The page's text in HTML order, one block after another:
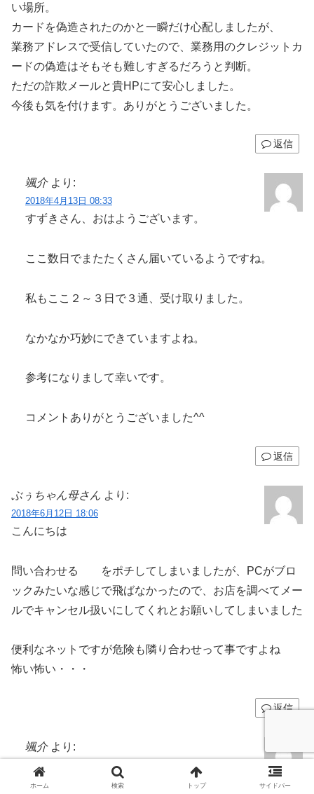
い場所。
カードを偽造されたのかと一瞬だけ心配しましたが、
業務アドレスで受信していたので、業務用のクレジットカ
ードの偽造はそもそも難しすぎるだろうと判断。
ただの詐欺メールと貴HPにて安心しました。
今後も気を付けます。ありがとうございました。
返信
颯介 より:
2018年4月13日 08:33
すずきさん、おはようございます。
ここ数日でまたたくさん届いているようですね。
私もここ２～３日で３通、受け取りました。
なかなか巧妙にできていますよね。
参考になりまして幸いです。
コメントありがとうございました^^
返信
ぶぅちゃん母さん より:
2018年6月12日 18:06
こんにちは
問い合わせる をポチしてしまいましたが、PCがブロ
ックみたいな感じで飛ばなかったので、お店を調べてメー
ルでキャンセル扱いにしてくれとお願いしてしまいました
便利なネットですが危険も隣り合わせって事ですよね
怖い怖い・・・
返信
颯介 より:
2018年6月12日 18:09
こんにちは！
ホーム 検索 トップ サイドバー